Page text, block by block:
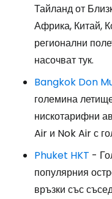
Тайланд от
Африка, Китай,
регионални
насочват тук.
Bangkok Don
големина
нискотарифни
Air и Nok Air с
Phuket HKT -
популярния
връзки със